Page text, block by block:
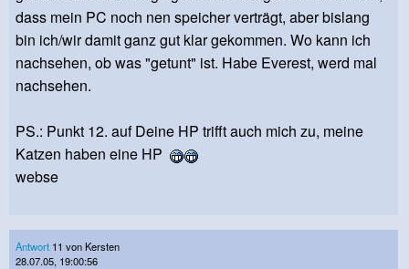
dass mein PC noch nen speicher verträgt, aber bislang
bin ich/wir damit ganz gut klar gekommen. Wo kann ich
nachsehen, ob was "getunt" ist. Habe Everest, werd mal
nachsehen.
PS.: Punkt 12. auf Deine HP trifft auch mich zu, meine
Katzen haben eine HP
webse
Antwort 11 von Kersten
28.07.05, 19:00:56